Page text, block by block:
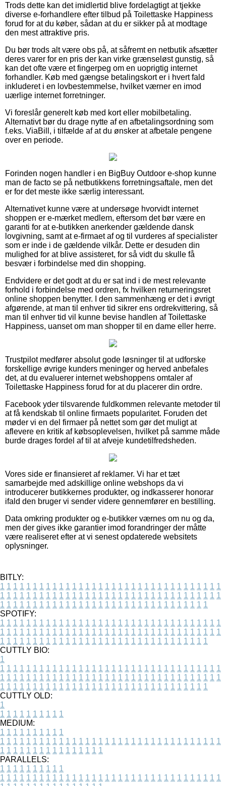
Trods dette kan det imidlertid blive fordelagtigt at tjekke
diverse e-forhandlere efter tilbud på Toilettaske Happiness
forud for at du køber, sådan at du er sikker på at modtage
den mest attraktive pris.
Du bør trods alt være obs på, at såfremt en netbutik afsætter
deres varer for en pris der kan virke grænseløst gunstig, så
kan det ofte være et fingerpeg om en uoprigtig internet
forhandler. Køb med gængse betalingskort er i hvert fald
inkluderet i en lovbestemmelse, hvilket værner en imod
uærlige internet forretninger.
Vi foreslår generelt køb med kort eller mobilbetaling.
Alternativt bør du drage nytte af en afbetalingsordning som
f.eks. ViaBill, i tilfælde af at du ønsker at afbetale pengene
over en periode.
Forinden nogen handler i en BigBuy Outdoor e-shop kunne
man de facto se på netbutikkens forretningsaftale, men det
er for det meste ikke særlig interessant.
Alternativet kunne være at undersøge hvorvidt internet
shoppen er e-mærket medlem, eftersom det bør være en
garanti for at e-butikken anerkender gældende dansk
lovgivning, samt at e-firmaet af og til vurderes af specialister
som er inde i de gældende vilkår. Dette er desuden din
mulighed for at blive assisteret, for så vidt du skulle få
besvær i forbindelse med din shopping.
Endvidere er det godt at du er sat ind i de mest relevante
forhold i forbindelse med ordren, fx hvilken returneringsret
online shoppen benytter. I den sammenhæng er det i øvrigt
afgørende, at man til enhver tid sikrer ens ordrekvittering, så
man til enhver tid vil kunne bevise handlen af Toilettaske
Happiness, uanset om man shopper til en dame eller herre.
Trustpilot medfører absolut gode løsninger til at udforske
forskellige øvrige kunders meninger og herved anbefales
det, at du evaluerer internet webshoppens omtaler af
Toilettaske Happiness forud for at du placerer din ordre.
Facebook yder tilsvarende fuldkommen relevante metoder til
at få kendskab til online firmaets popularitet. Foruden det
møder vi en del firmaer på nettet som gør det muligt at
aflevere en kritik af købsoplevelsen, hvilket på samme måde
burde drages fordel af til at afveje kundetilfredsheden.
Vores side er finansieret af reklamer. Vi har et tæt
samarbejde med adskillige online webshops da vi
introducerer butikkernes produkter, og indkasserer honorar
ifald den bruger vi sender videre gennemfører en bestilling.
Data omkring produkter og e-butikker værnes om nu og da,
men der gives ikke garantier imod forandringer der måtte
være realiseret efter at vi senest opdaterede websitets
oplysninger.
BITLY:
1 1 1 1 1 1 1 1 1 1 1 1 1 1 1 1 1 1 1 1 1 1 1 1 1 1 1 1 1 1 1 1 1 1
1 1 1 1 1 1 1 1 1 1 1 1 1 1 1 1 1 1 1 1 1 1 1 1 1 1 1 1 1 1 1 1 1 1
1 1 1 1 1 1 1 1 1 1 1 1 1 1 1 1 1 1 1 1 1 1 1 1 1 1 1 1 1 1 1 1
SPOTIFY:
1 1 1 1 1 1 1 1 1 1 1 1 1 1 1 1 1 1 1 1 1 1 1 1 1 1 1 1 1 1 1 1 1 1
1 1 1 1 1 1 1 1 1 1 1 1 1 1 1 1 1 1 1 1 1 1 1 1 1 1 1 1 1 1 1 1 1 1
1 1 1 1 1 1 1 1 1 1 1 1 1 1 1 1 1 1 1 1 1 1 1 1 1 1 1 1 1 1 1 1
CUTTLY BIO:
1
1 1 1 1 1 1 1 1 1 1 1 1 1 1 1 1 1 1 1 1 1 1 1 1 1 1 1 1 1 1 1 1 1 1
1 1 1 1 1 1 1 1 1 1 1 1 1 1 1 1 1 1 1 1 1 1 1 1 1 1 1 1 1 1 1 1 1 1
1 1 1 1 1 1 1 1 1 1 1 1 1 1 1 1 1 1 1 1 1 1 1 1 1 1 1 1 1 1 1 1
CUTTLY OLD:
1
1 1 1 1 1 1 1 1 1 1
MEDIUM:
1 1 1 1 1 1 1 1 1 1
1 1 1 1 1 1 1 1 1 1 1 1 1 1 1 1 1 1 1 1 1 1 1 1 1 1 1 1 1 1 1 1 1 1
1 1 1 1 1 1 1 1 1 1 1 1 1 1 1 1
PARALLELS:
1 1 1 1 1 1 1 1 1 1
1 1 1 1 1 1 1 1 1 1 1 1 1 1 1 1 1 1 1 1 1 1 1 1 1 1 1 1 1 1 1 1 1 1